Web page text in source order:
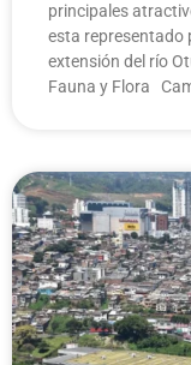
principales
esta representado
extensión del río
Fauna y Flora